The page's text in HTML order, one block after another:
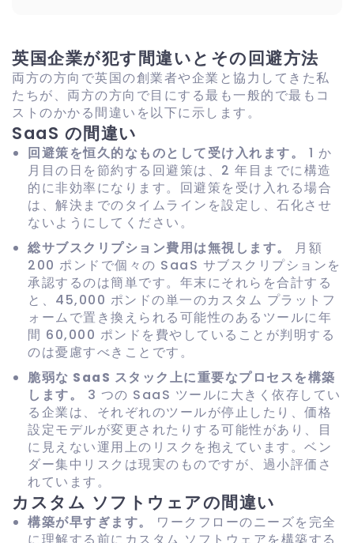
英国企業が犯す間違いとその回避方法
両方の方向で英国の創業者や企業と協力してきた私
たちが、両方の方向で目にする最も一般的で最もコ
ストのかかる間違いを以下に示します。
SaaS の間違い
回避策を恒久的なものとして受け入れます。
1 か
月目の日を節約する回避策は、2 年目までに構造
的に非効率になります。回避策を受け入れる場合
は、解決までのタイムラインを設定し、石化させ
ないようにしてください。
総サブスクリプション費用は無視します。
月額
200 ポンドで個々の SaaS サブスクリプションを
承認するのは簡単です。年末にそれらを合計する
と、45,000 ポンドの単一のカスタム プラットフ
ォームで置き換えられる可能性のあるツールに年
間 60,000 ポンドを費やしていることが判明する
のは憂慮すべきことです。
脆弱な SaaS スタック上に重要なプロセスを構築
します。
3 つの SaaS ツールに大きく依存してい
る企業は、それぞれのツールが停止したり、価格
設定モデルが変更されたりする可能性があり、目
に見えない運用上のリスクを抱えています。ベン
ダー集中リスクは現実のものですが、過小評価さ
れています。
カスタム ソフトウェアの間違い
構築が早すぎます。
ワークフローのニーズを完全